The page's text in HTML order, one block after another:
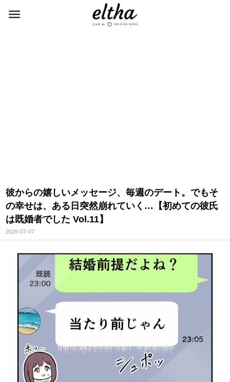
彼からの嬉しいメッセージ、毎週のデート。でもそ
の幸せは、ある日突然崩れていく…【初めての彼氏
は既婚者でした Vol.11】
2026-07-07